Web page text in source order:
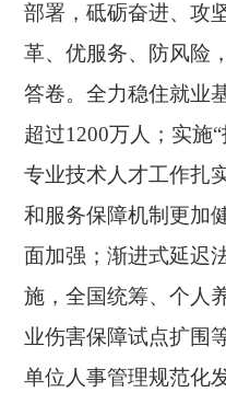
部署，砥砺奋进、攻
革、优服务、防风险
答卷。全力稳住就业
超过1200万人；实施
专业技术人才工作扎
和服务保障机制更加
面加强；渐进式延迟
施，全国统筹、个人
业伤害保障试点扩围
单位人事管理规范化